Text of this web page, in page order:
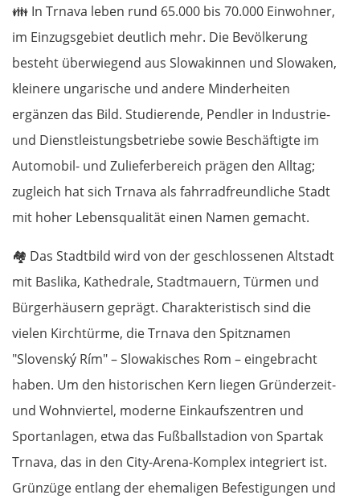
👪 In Trnava leben rund 65.000 bis 70.000 Einwohner,
im Einzugsgebiet deutlich mehr. Die Bevölkerung
besteht überwiegend aus Slowakinnen und Slowaken,
kleinere ungarische und andere Minderheiten
ergänzen das Bild. Studierende, Pendler in Industrie-
und Dienstleistungsbetriebe sowie Beschäftigte im
Automobil- und Zulieferbereich prägen den Alltag;
zugleich hat sich Trnava als fahrradfreundliche Stadt
mit hoher Lebensqualität einen Namen gemacht.
🏘️ Das Stadtbild wird von der geschlossenen Altstadt
mit Baslika, Kathedrale, Stadtmauern, Türmen und
Bürgerhäusern geprägt. Charakteristisch sind die
vielen Kirchtürme, die Trnava den Spitznamen
"Slovenský Rím" – Slowakisches Rom – eingebracht
haben. Um den historischen Kern liegen Gründerzeit-
und Wohnviertel, moderne Einkaufszentren und
Sportanlagen, etwa das Fußballstadion von Spartak
Trnava, das in den City-Arena-Komplex integriert ist.
Grünzüge entlang der ehemaligen Befestigungen und